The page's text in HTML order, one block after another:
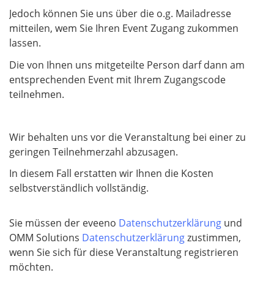
Jedoch können Sie uns über die o.g. Mailadresse
mitteilen, wem Sie Ihren Event Zugang zukommen
lassen.
Die von Ihnen uns mitgeteilte Person darf dann am
entsprechenden Event mit Ihrem Zugangscode
teilnehmen.
Wir behalten uns vor die Veranstaltung bei einer zu
geringen Teilnehmerzahl abzusagen.
In diesem Fall erstatten wir Ihnen die Kosten
selbstverständlich vollständig.
Sie müssen der eveeno Datenschutzerklärung und
OMM Solutions Datenschutzerklärungzustimmen,
wenn Sie sich für diese Veranstaltung registrieren
möchten.